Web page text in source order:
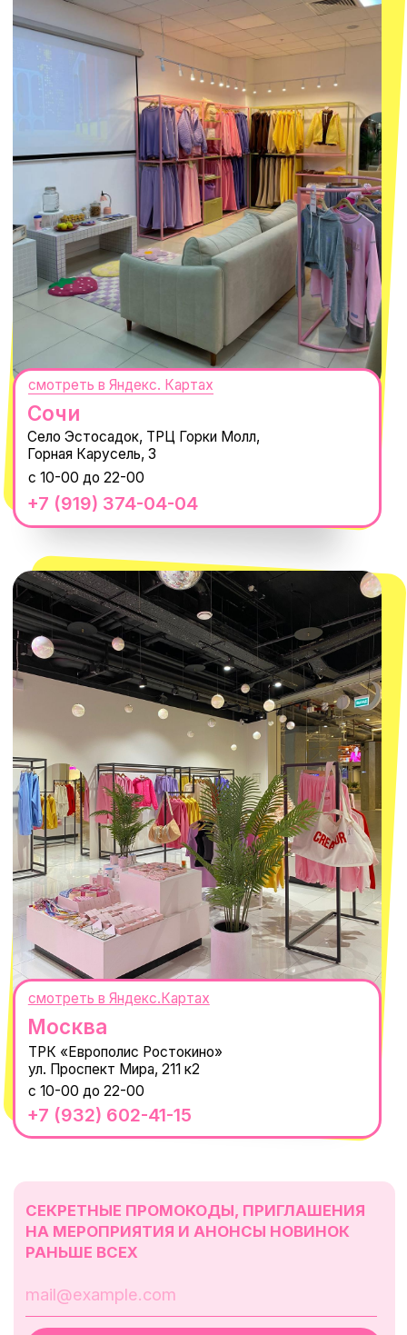
+7 (932) 602-41-15
ТРК «Европолис Ростокино»
с 10-00 до 22-00
Москва
ИП Проворный Алексей Алексеевич
ИНН 667114098580
ОГРНИП 320665800076581
Telegram
WhatsApp
8 800 550-06-92
macrocosm_store@mail.ru
КОНТАКТЫ
Оплата долями
Size guide
Обмен и возврат
Доставка и оплата
ПОКУПАТЕЛЯМ
Реквизиты
Наши путешествия
Наши проекты
Новости
Каталог
О КОМПАНИИ
© 2021-2025 Macrocosm ®
Нажимая "Подписаться", вы соглашаетесь с
персональных данных
ПОДПИСАТЬСЯ
СЕКРЕТНЫЕ ПРОМОКОДЫ, ПРИГЛАШЕНИЯ
НА МЕРОПРИЯТИЯ И АНОНСЫ НОВИНОК
РАНЬШЕ ВСЕХ
@MACROCOSM_STORE
Оферта
Пользовательское соглашение
Политика обработки персональных
данных